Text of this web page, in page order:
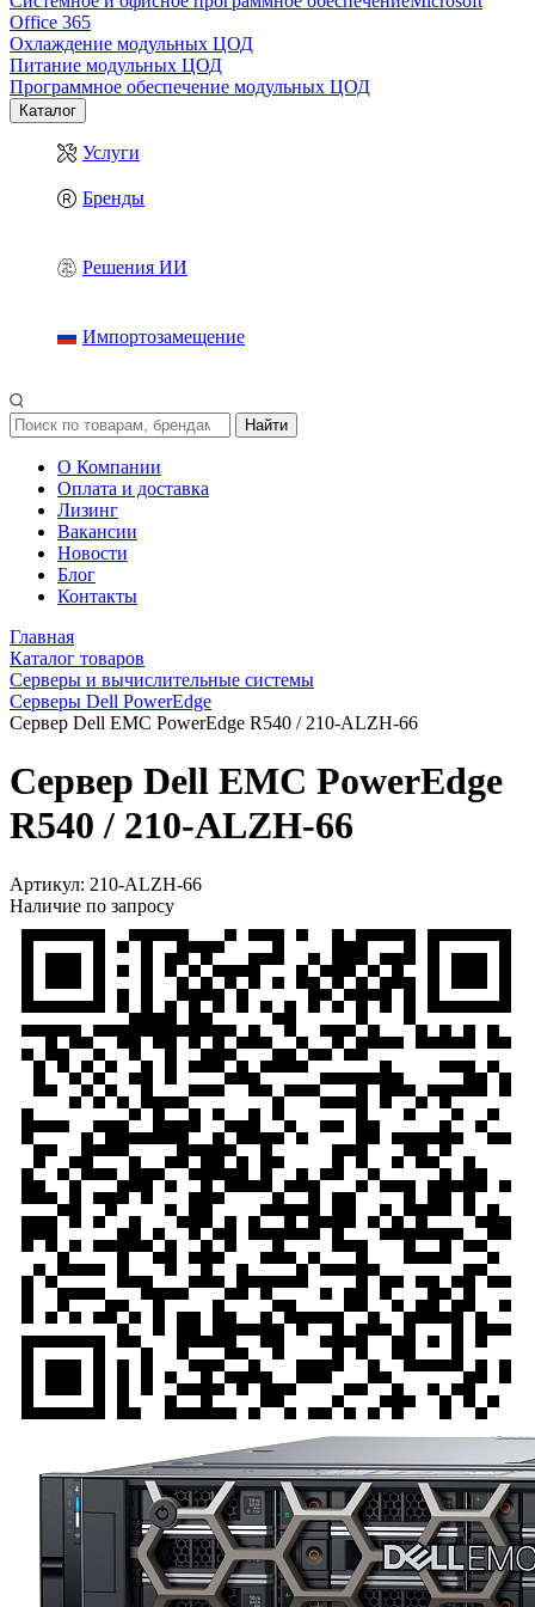
Office 365
Охлаждение модульных ЦОД
Питание модульных ЦОД
Программное обеспечение модульных ЦОД
Каталог
Услуги
Бренды
Решения ИИ
Импортозамещение
Найти
О Компании
Оплата и доставка
Лизинг
Вакансии
Новости
Блог
Контакты
Главная
Каталог товаров
Серверы и вычислительные системы
Серверы Dell PowerEdge
Сервер Dell EMC PowerEdge R540 / 210-ALZH-66
Сервер Dell EMC PowerEdge
R540 / 210-ALZH-66
Артикул: 210-ALZH-66
Наличие по запросу